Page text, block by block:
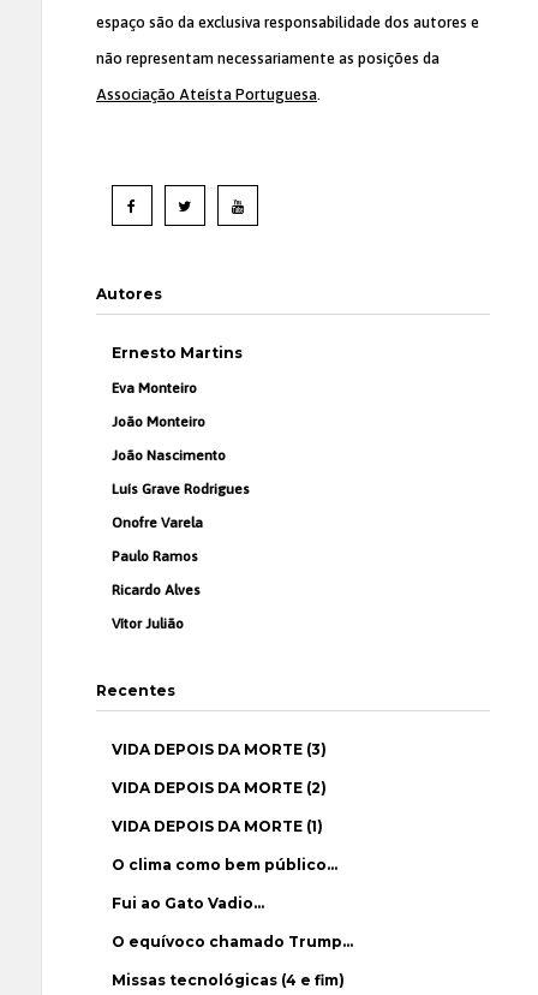
espaço são da exclusiva responsabilidade dos autores e
não representam necessariamente as posições da
Associação Ateísta Portuguesa.
Autores
Ernesto Martins
Eva Monteiro
João Monteiro
João Nascimento
Luís Grave Rodrigues
Onofre Varela
Paulo Ramos
Ricardo Alves
Vítor Julião
Recentes
VIDA DEPOIS DA MORTE (3)
VIDA DEPOIS DA MORTE (2)
VIDA DEPOIS DA MORTE (1)
O clima como bem público…
Fui ao Gato Vadio…
O equívoco chamado Trump…
Missas tecnológicas (4 e fim)